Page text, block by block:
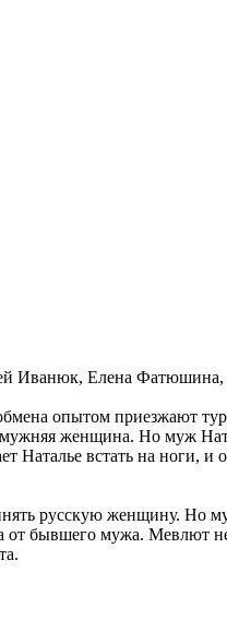
Елена Фатюшина,
обмена опытом
женщина. Но муж
Наталье встать на
русскую женщину. Но
бывшего мужа. Мевлют